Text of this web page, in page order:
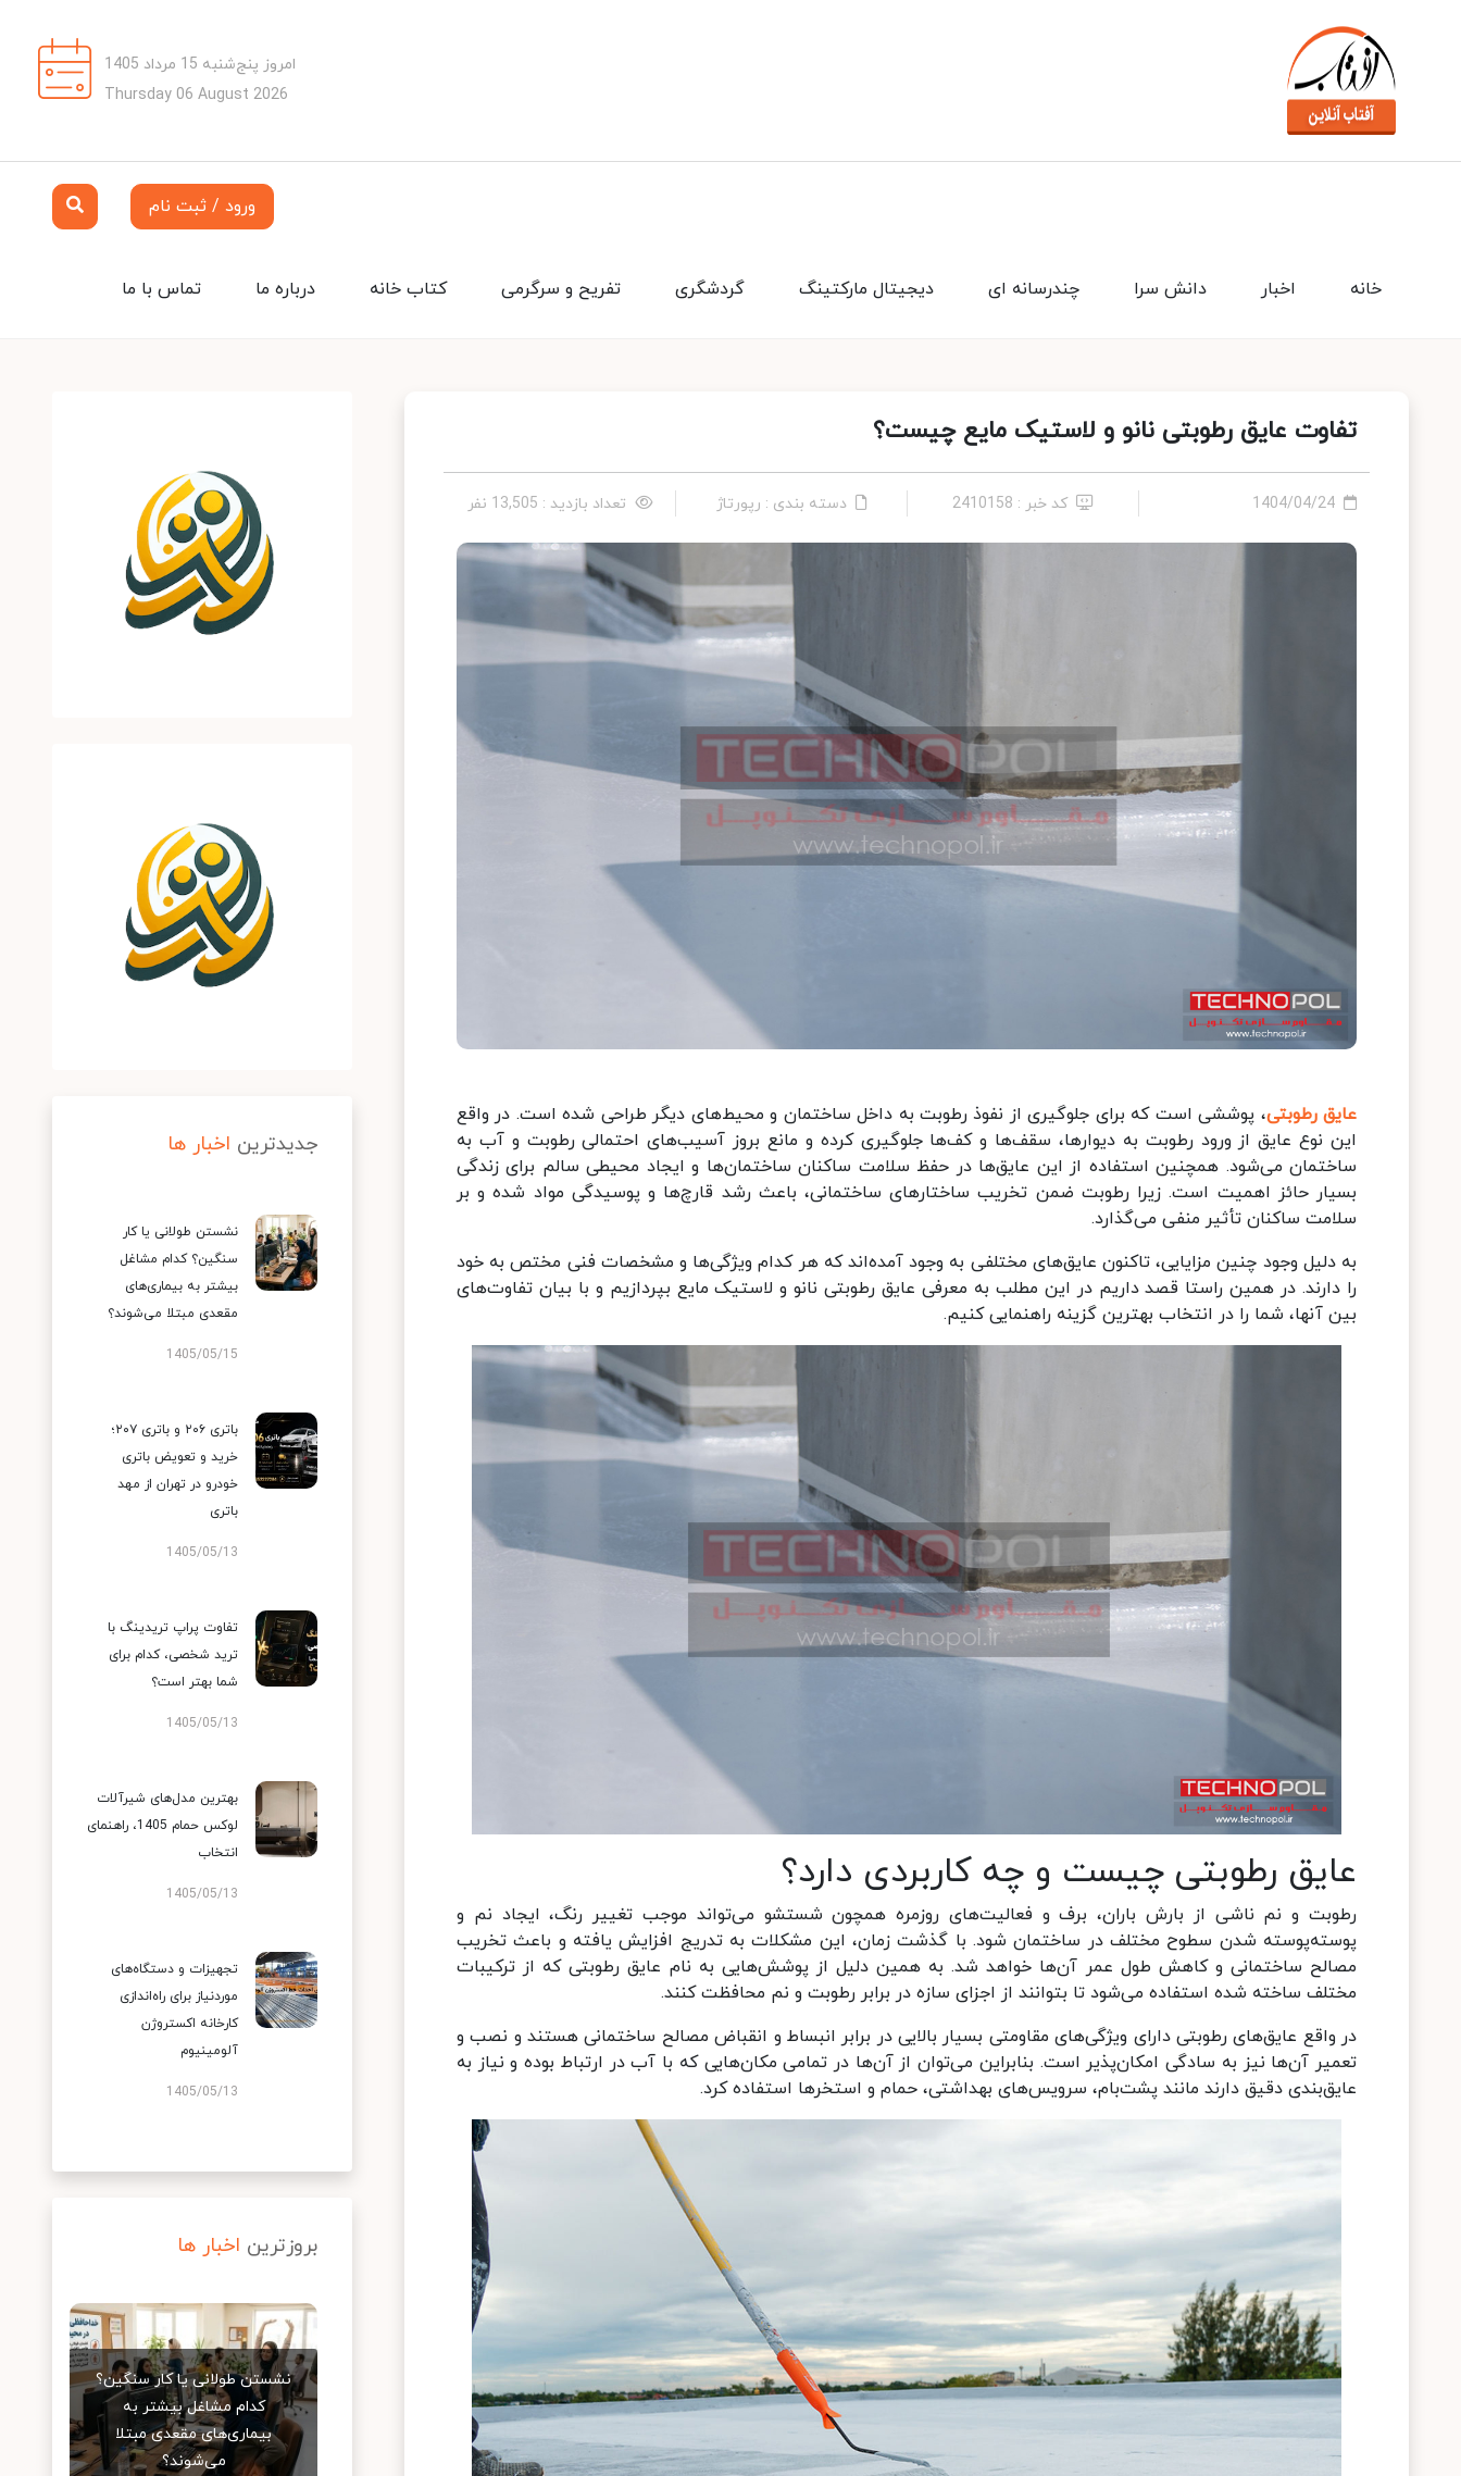
امروز پنج‌شنبه 15 مرداد 1405
Thursday 06 August 2026
ورود / ثبت نام
تماس با ما درباره ما کتاب خانه تفریح و سرگرمی گردشگری دیجیتال مارکتینگ چندرسانه ای دانش سرا اخبار خانه
تفاوت عایق رطوبتی نانو و لاستیک مایع چیست؟
1404/04/24 کد خبر : 2410158 دسته بندی : رپورتاژ تعداد بازدید : 13,505 نفر
عایق رطوبتی، پوششی است که برای جلوگیری از نفوذ رطوبت به داخل ساختمان‌ و محیط‌های دیگر طراحی شده است. در واقع
این نوع عایق از ورود رطوبت به دیوارها، سقف‌ها و کف‌ها جلوگیری کرده و مانع بروز آسیب‌های احتمالی رطوبت و آب به
ساختمان می‌شود. همچنین استفاده از این عایق‌ها در حفظ سلامت ساکنان ساختمان‌ها و ایجاد محیطی سالم برای زندگی
بسیار حائز اهمیت است. زیرا رطوبت ضمن تخریب ساختارهای ساختمانی، باعث رشد قارچ‌ها و پوسیدگی مواد شده و بر
سلامت ساکنان تأثیر منفی می‌گذارد.
به دلیل وجود چنین مزایایی، تاکنون عایق‌های مختلفی به وجود آمده‌اند که هر کدام ویژگی‌ها و مشخصات فنی مختص به خود
را دارند. در همین راستا قصد داریم در این مطلب به معرفی عایق رطوبتی نانو و لاستیک مایع بپردازیم و با بیان تفاوت‌های
بین آنها، شما را در انتخاب بهترین گزینه راهنمایی کنیم.
عایق رطوبتی چیست و چه کاربردی دارد؟
رطوبت و نم ناشی از بارش باران، برف و فعالیت‌های روزمره همچون شستشو می‌تواند موجب تغییر رنگ، ایجاد نم و
پوسته‌پوسته شدن سطوح مختلف در ساختمان‌ شود. با گذشت زمان، این مشکلات به تدریج افزایش یافته و باعث تخریب
مصالح ساختمانی و کاهش طول عمر آن‌ها خواهد شد. به همین دلیل از پوشش‌هایی به نام عایق رطوبتی که از ترکیبات
مختلف ساخته شده‌‌ استفاده می‌شود تا بتوانند از اجزای سازه در برابر رطوبت و نم محافظت کنند.
در واقع عایق‌های رطوبتی دارای ویژگی‌های مقاومتی بسیار بالایی در برابر انبساط و انقباض مصالح ساختمانی هستند و نصب و
تعمیر آن‌ها نیز به سادگی امکان‌پذیر است. بنابراین می‌توان از آن‌ها در تمامی مکان‌هایی که با آب در ارتباط بوده و نیاز به
عایق‌بندی دقیق دارند مانند پشت‌بام، سرویس‌های بهداشتی، حمام و استخرها استفاده کرد.
جدیدترین اخبار ها
نشستن طولانی یا کار
سنگین؟ کدام مشاغل
بیشتر به بیماری‌های
مقعدی مبتلا می‌شوند؟
1405/05/15
باتری ۲۰۶ و باتری ۲۰۷؛
خرید و تعویض باتری
خودرو در تهران از مهد
باتری
1405/05/13
تفاوت پراپ تریدینگ با
ترید شخصی، کدام برای
شما بهتر است؟
1405/05/13
بهترین مدل‌های شیرآلات
لوکس حمام 1405، راهنمای
انتخاب
1405/05/13
تجهیزات و دستگاه‌های
موردنیاز برای راه‌اندازی
کارخانه اکستروژن
آلومینیوم
1405/05/13
بروزترین اخبار ها
نشستن طولانی یا کار سنگین؟
کدام مشاغل بیشتر به
بیماری‌های مقعدی مبتلا
می‌شوند؟